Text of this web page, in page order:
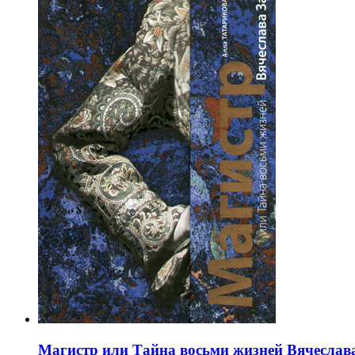
Магистр или Тайна восьми жизней